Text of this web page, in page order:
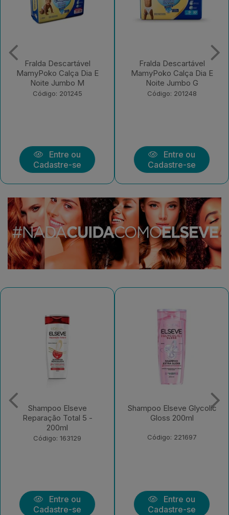
Fralda Descartável
MamyPoko Calça Dia E
Noite Jumbo G
Código: 201248
Entre ou
Cadastre-se
Fralda Descartável
MamyPoko Calça Dia E
Noite Jumbo XXG
Código: 201249
Entre ou
Cadastre-se
Shampoo Elseve Glycolic
Gloss 200ml
Código: 221697
Entre ou
Cadastre-se
Creme para Pentear
Elseve Colágeno Lifter
Código: 235526
Entre ou
Cadastre-se